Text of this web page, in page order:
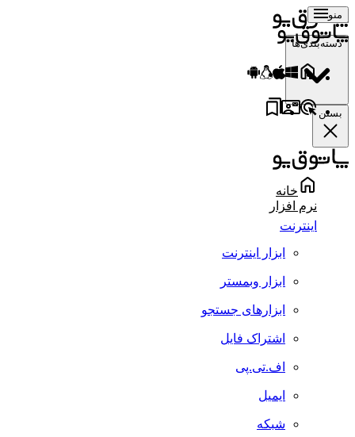
منو
دسته‌بندی‌ها
بستن
خانه
نرم افزار
اینترنت
ابزار اینترنت
ابزار وبمستر
ابزارهای جستجو
اشتراک فایل
اف.تی.پی
ایمیل
شبکه